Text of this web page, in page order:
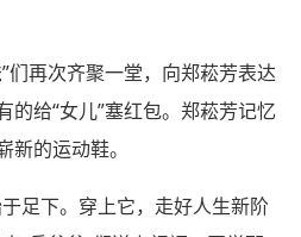
们再次齐聚一堂，向郑菘芳表达
的给“女儿”塞红包。郑菘芳记忆
的运动鞋。
足下。穿上它，走好人生新阶